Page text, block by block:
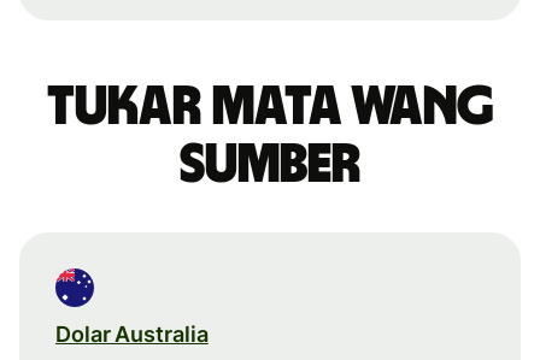
Tukar mata wang
sumber
Dolar Australia